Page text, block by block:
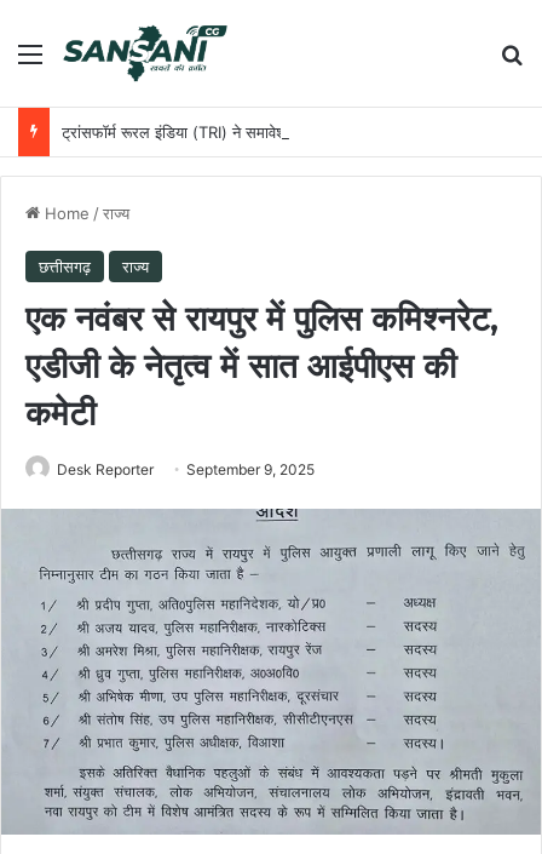
Menu
Home /राज्य
छत्तीसगढ़ राज्य
एक नवंबर से रायपुर में पुलिस कमिश्नरेट,
एडीजी के नेतृत्व में सात आईपीएस की
कमेटी
Desk Reporter September 9, 2025